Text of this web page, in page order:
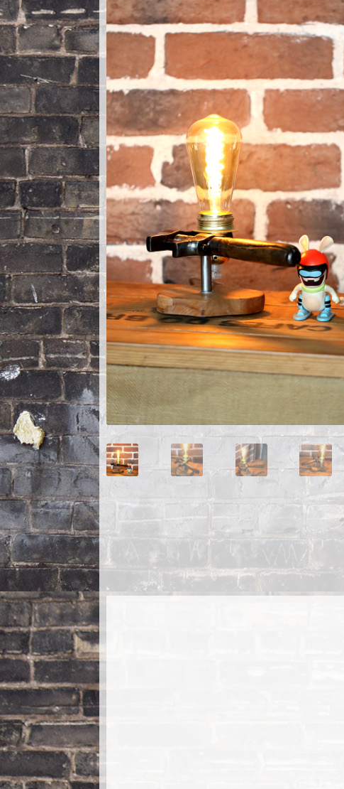
Toutes les lampes